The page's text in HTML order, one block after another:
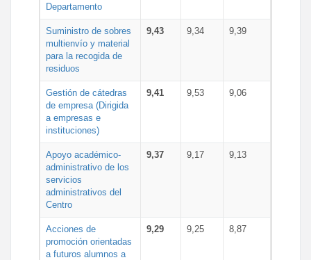
Departamento
Suministro de sobres
multienvío y material
para la recogida de
residuos
9,43 9,34 9,39
Gestión de cátedras
de empresa (Dirigida
a empresas e
instituciones)
9,41 9,53 9,06
Apoyo académico-
administrativo de los
servicios
administrativos del
Centro
9,37 9,17 9,13
Acciones de
promoción orientadas
a futuros alumnos a
9,29 9,25 8,87